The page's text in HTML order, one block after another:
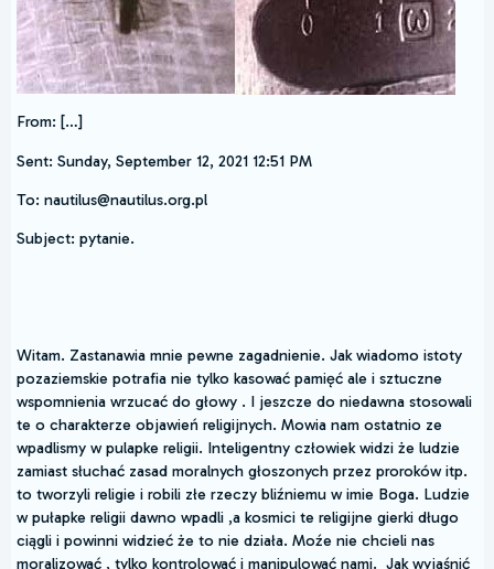
From: […]
Sent: Sunday, September 12, 2021 12:51 PM
To: nautilus@nautilus.org.pl
Subject: pytanie.
Witam. Zastanawia mnie pewne zagadnienie. Jak wiadomo istoty
pozaziemskie potrafia nie tylko kasować pamięć ale i sztuczne
wspomnienia wrzucać do głowy . I jeszcze do niedawna stosowali
te o charakterze objawień religijnych. Mowia nam ostatnio ze
wpadlismy w pulapke religii. Inteligentny człowiek widzi że ludzie
zamiast słuchać zasad moralnych głoszonych przez proroków itp.
to tworzyli religie i robili złe rzeczy bliźniemu w imie Boga. Ludzie
w pułapke religii dawno wpadli ,a kosmici te religijne gierki długo
ciągli i powinni widzieć że to nie działa. Moźe nie chcieli nas
moralizować , tylko kontrolować i manipulować nami. Jak wyjaśnić